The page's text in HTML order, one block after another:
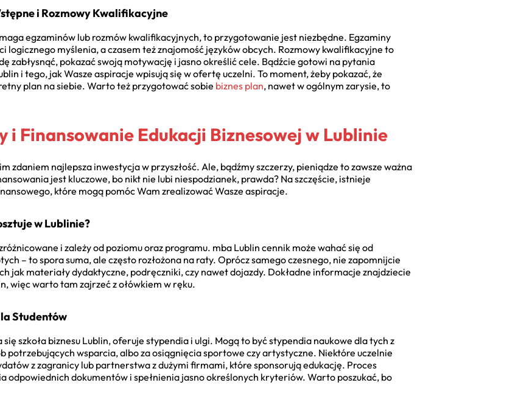
i Rozmowy Kwalifikacyjne
egzaminów lub rozmów kwalifikacyjnych, to przygotowanie jest niezbędne. Egzaminy
logicznego myślenia, a czasem też znajomość języków obcych. Rozmowy kwalifikacyjne to
zabłysnąć, pokazać swoją motywację i jasno określić cele. Bądźcie gotowi na pytania
i tego, jak Wasze aspiracje wpisują się w ofertę uczelni. To moment, żeby pokazać, że
plan na siebie. Warto też przygotować sobie biznes plan, nawet w ogólnym zarysie, to
i Finansowanie Edukacji Biznesowej w Lublinie
zdaniem najlepsza inwestycja w przyszłość. Ale, bądźmy szczerzy, pieniądze to zawsze ważna
jest kluczowe, bo nikt nie lubi niespodzianek, prawda? Na szczęście, istnieje
które mogą pomóc Wam zrealizować Wasze aspiracje.
w Lublinie?
i zależy od poziomu oraz programu. mba Lublin cennik może wahać się od
– to spora suma, ale często rozłożona na raty. Oprócz samego czesnego, nie zapomnijcie
jak materiały dydaktyczne, podręczniki, czy nawet dojazdy. Dokładne informacje znajdziecie
więc warto tam zajrzeć z ołówkiem w ręku.
Studentów
szkoła biznesu Lublin, oferuje stypendia i ulgi. Mogą to być stypendia naukowe dla tych z
potrzebujących wsparcia, albo za osiągnięcia sportowe czy artystyczne. Niektóre uczelnie
z zagranicy lub partnerstwa z dużymi firmami, które sponsorują edukację. Proces
odpowiednich dokumentów i spełnienia jasno określonych kryteriów. Warto poszukać, bo